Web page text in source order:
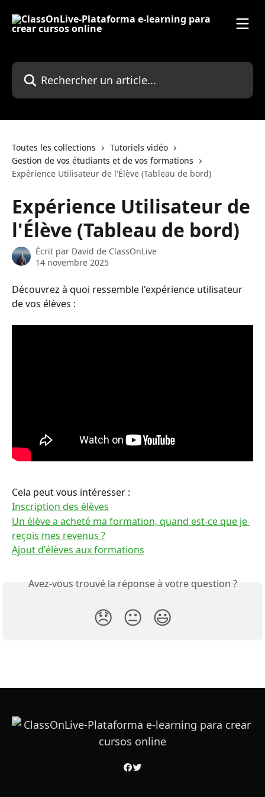
Rechercher un article...
Toutes les collections
Tutoriels vidéo
Gestion de vos étudiants et de vos formations
Expérience Utilisateur de l'Élève (Tableau de bord)
Expérience Utilisateur de
l'Élève (Tableau de bord)
Écrit par David de ClassOnLive
14 novembre 2025
Découvrez à quoi ressemble l'expérience utilisateur
de vos élèves :
Cela peut vous intéresser :
Inscription des élèves
Un élève a acheté ma formation, quand est-ce que je
reçois mes revenus ?
Ajout d'élèves aux formations
Avez-vous trouvé la réponse à votre question ?
😞 😐 😃